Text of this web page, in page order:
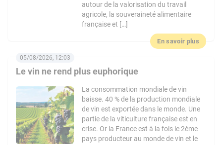
autour de la valorisation du travail
agricole, la souveraineté alimentaire
française et […]
En savoir plus
Le vin ne rend plus euphorique
05/08/2026, 12:03
La consommation mondiale de vin
baisse. 40 % de la production mondiale
de vin est exportée dans le monde. Une
partie de la viticulture française est en
crise. Or la France est à la fois le 2ème
pays producteur au monde de vin et le